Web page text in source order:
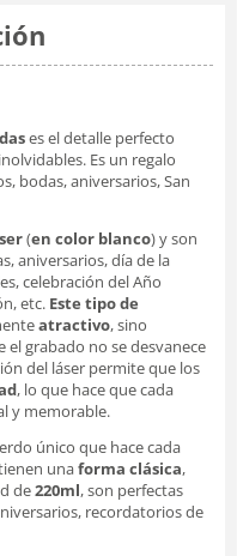
es el detalle perfecto
Es un regalo
bodas, aniversarios, San
(en color blanco) y son
aniversarios, día de la
celebración del Año
etc. Este tipo de
atractivo, sino
el grabado no se desvanece
del láser permite que los
, lo que hace que cada
y memorable.
único que hace cada
unaforma clásica,
de220ml, son perfectas
recordatorios de